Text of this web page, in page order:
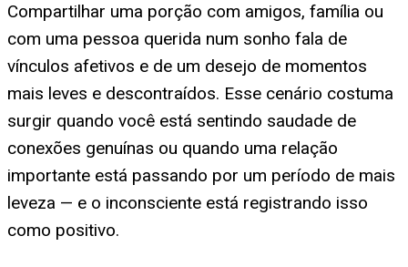
Compartilhar uma porção com amigos, família ou
com uma pessoa querida num sonho fala de
vínculos afetivos e de um desejo de momentos
mais leves e descontraídos. Esse cenário costuma
surgir quando você está sentindo saudade de
conexões genuínas ou quando uma relação
importante está passando por um período de mais
leveza — e o inconsciente está registrando isso
como positivo.